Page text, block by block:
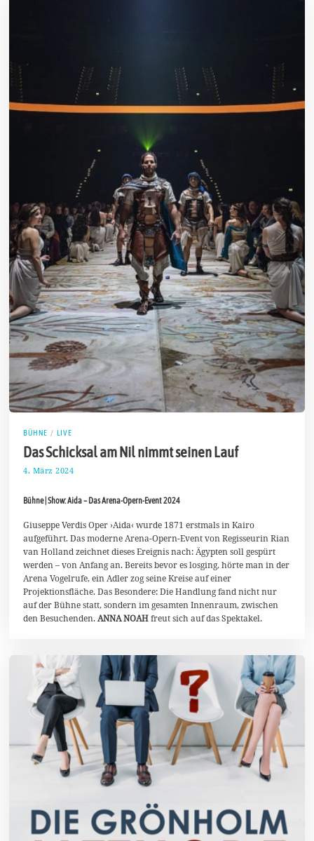
BÜHNE / LIVE
Das Schicksal am Nil nimmt seinen Lauf
4. März 2024
M
r
z
2
0
2
4
Bühne | Show: Aida – Das Arena-Opern-Event 2024
Giuseppe Verdis Oper ›Aida‹ wurde 1871 erstmals in Kairo
aufgeführt. Das moderne Arena-Opern-Event von Regisseurin Rian
van Holland zeichnet dieses Ereignis nach: Ägypten soll gespürt
werden – von Anfang an. Bereits bevor es losging, hörte man in der
Arena Vogelrufe, ein Adler zog seine Kreise auf einer
Projektionsfläche. Das Besondere: Die Handlung fand nicht nur
auf der Bühne statt, sondern im gesamten Innenraum, zwischen
den Besuchenden.ANNA NOAHfreut sich auf das Spektakel.